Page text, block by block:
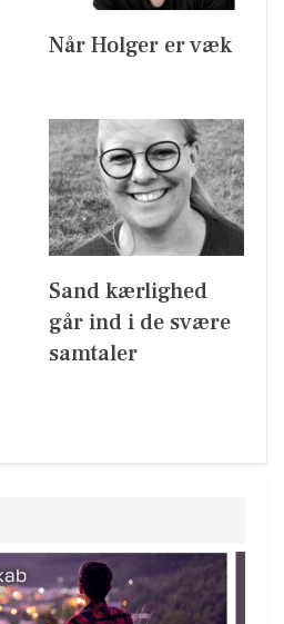
Når Holger er væk
Sand kærlighed
går ind i de svære
samtaler